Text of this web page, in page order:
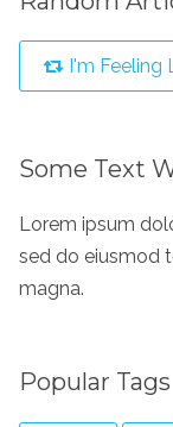
I'm Feeling
Some Text
Lorem ipsum
sed do eiusmod
magna.
Popular Tags